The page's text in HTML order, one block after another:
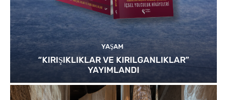
YAŞAM
“KIRIŞIKLIKLAR VE KIRILGANLIKLAR”
YAYIMLANDI